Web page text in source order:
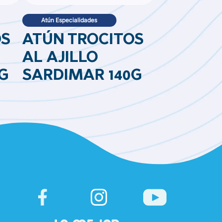
ATÚN TROCITOS
AL AJILLO
SARDIMAR 140G
Atún Especialidades